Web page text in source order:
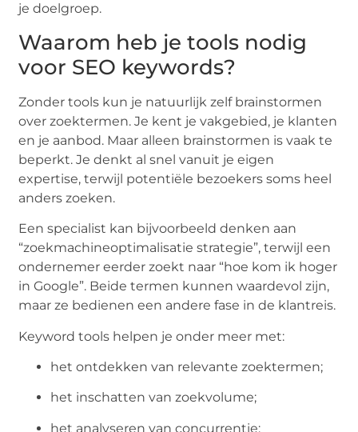
je doelgroep.
Waarom heb je tools nodig
voor SEO keywords?
Zonder tools kun je natuurlijk zelf brainstormen
over zoektermen. Je kent je vakgebied, je klanten
en je aanbod. Maar alleen brainstormen is vaak te
beperkt. Je denkt al snel vanuit je eigen
expertise, terwijl potentiële bezoekers soms heel
anders zoeken.
Een specialist kan bijvoorbeeld denken aan
“zoekmachineoptimalisatie strategie”, terwijl een
ondernemer eerder zoekt naar “hoe kom ik hoger
in Google”. Beide termen kunnen waardevol zijn,
maar ze bedienen een andere fase in de klantreis.
Keyword tools helpen je onder meer met:
het ontdekken van relevante zoektermen;
het inschatten van zoekvolume;
het analyseren van concurrentie;